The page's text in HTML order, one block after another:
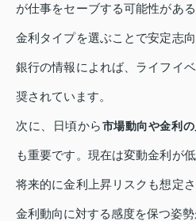
が仕事をセーブする可能性があ
金利タイプを選ぶことで安定志
銀行の情報によれば、ライフイ
奨されています。
次に、日頃から市場動向や金利
も重要です。現在は変動金利が
将来的に金利上昇リスクも想定
金利動向に対する感度を保つ姿勢